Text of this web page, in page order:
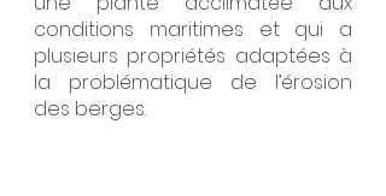
conditions maritimes et qui a
plusieurs propriétés adaptées à
la problématique de l’érosion
des berges.